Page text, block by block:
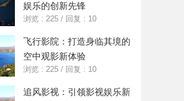
娱乐的创新先锋
浏览 : 225 / 回复 : 10
飞行影院：打造身临其境的
空中观影新体验
浏览 : 225 / 回复 : 10
追风影视：引领影视娱乐新